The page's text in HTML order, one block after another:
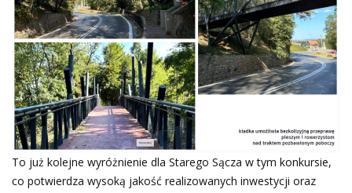
To już kolejne wyróżnienie dla Starego Sącza w tym konkursie,
co potwierdza wysoką jakość realizowanych inwestycji oraz